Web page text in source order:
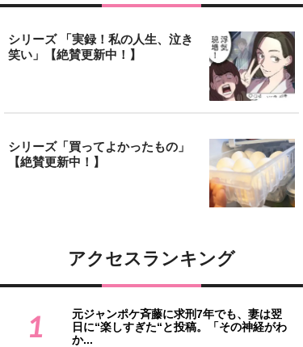
シリーズ 「実録！私の人生、泣き
笑い」【絶賛更新中！】
シリーズ「買ってよかったもの」
【絶賛更新中！】
アクセスランキング
1
元ジャンポケ斉藤に求刑7年でも、妻は翌
日に“楽しすぎた“と投稿。「その神経がわ
か...